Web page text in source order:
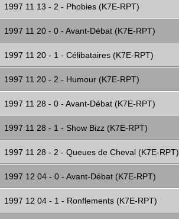
1997 11 13 - 2 - Phobies (K7E-RPT)
1997 11 20 - 0 - Avant-Débat (K7E-RPT)
1997 11 20 - 1 - Célibataires (K7E-RPT)
1997 11 20 - 2 - Humour (K7E-RPT)
1997 11 28 - 0 - Avant-Débat (K7E-RPT)
1997 11 28 - 1 - Show Bizz (K7E-RPT)
1997 11 28 - 2 - Queues de Cheval (K7E-RPT)
1997 12 04 - 0 - Avant-Débat (K7E-RPT)
1997 12 04 - 1 - Ronflements (K7E-RPT)